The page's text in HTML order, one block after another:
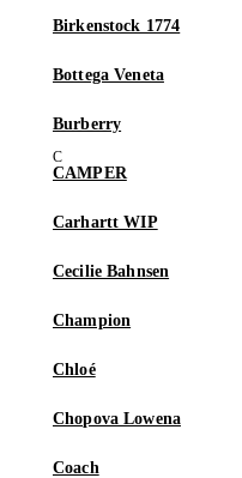
Birkenstock 1774
Bottega Veneta
Burberry
CAMPER
Carhartt WIP
Cecilie Bahnsen
Champion
Chloé
Chopova Lowena
Coach